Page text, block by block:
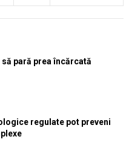
pară prea încărcată
regulate pot preveni